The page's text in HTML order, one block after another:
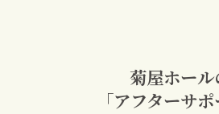
菊屋ホール
「アフターサポ